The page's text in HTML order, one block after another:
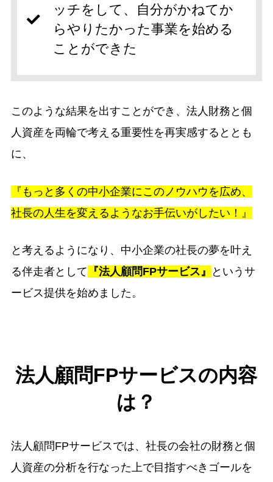
ッチをして、自分がかねてか
らやりたかった事業を始める
ことができた
このような結果を出すことができ、法人財務と個
人資産を両輪で考える重要性を再実感するととも
に、
『もっと多くの中小企業にこのノウハウを広め、
社長の人生を変えるようなお手伝いがしたい！』
と考えるようになり、中小企業の社長の夢を叶え
る伴走者として 『法人顧問FPサービス』
というサ
ービス提供を始めました。
法人顧問FPサービスの内容
は？
法人顧問FPサービスでは、社長の会社の財務と個
人資産の分析を行なった上で目指すべきゴールを